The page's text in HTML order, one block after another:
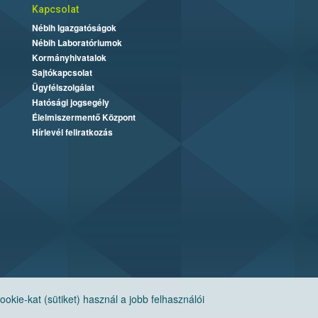
kat (sütiket) használ a jobb felhasználói
Kapcsolat
Nébih Igazgatóságok
Nébih Laboratóriumok
Kormányhivatalok
Sajtókapcsolat
Ügyfélszolgálat
Hatósági jogsegély
Élelmiszermentő Központ
Hírlevél feliratkozás